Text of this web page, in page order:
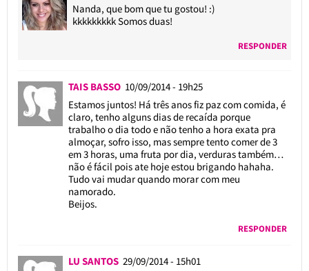
Nanda, que bom que tu gostou! :)
kkkkkkkkk Somos duas!
RESPONDER
TAIS BASSO 10/09/2014 - 19h25
Estamos juntos! Há três anos fiz paz com comida, é
claro, tenho alguns dias de recaída porque
trabalho o dia todo e não tenho a hora exata pra
almoçar, sofro isso, mas sempre tento comer de 3
em 3 horas, uma fruta por dia, verduras também…
não é fácil pois ate hoje estou brigando hahaha.
Tudo vai mudar quando morar com meu
namorado.
Beijos.
RESPONDER
LU SANTOS 29/09/2014 - 15h01